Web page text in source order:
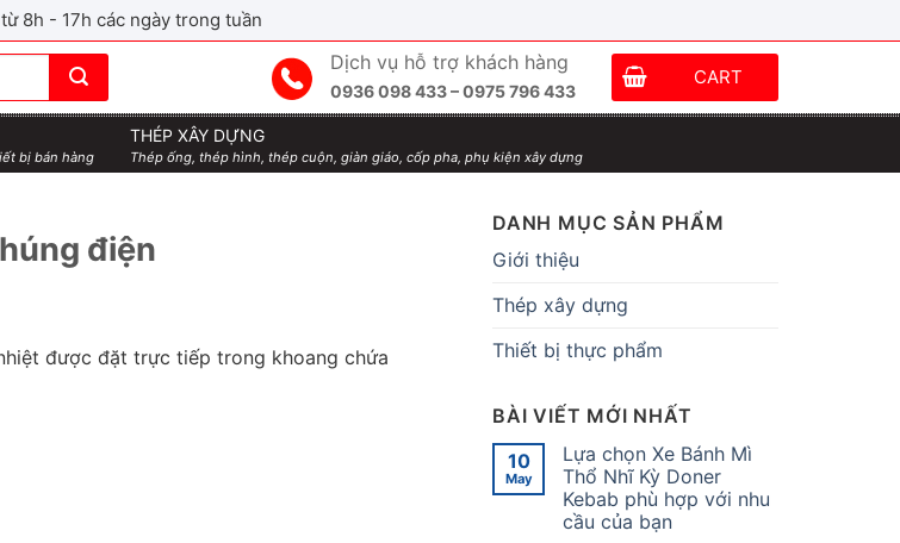
8h - 17h các ngày trong tuần
Dịch vụ hỗ trợ khách hàng
0936 098 433 – 0975 796 433
CART
bị bán hàng
THÉP XÂY DỰNG
Thép ống, thép hình, thép cuộn, giàn giáo, cốp pha, phụ kiện xây dựng
điện
được đặt trực tiếp trong khoang chứa
DANH MỤC SẢN PHẨM
Giới thiệu
Thép xây dựng
Thiết bị thực phẩm
BÀI VIẾT MỚI NHẤT
10
May
Lựa chọn Xe Bánh Mì
Thổ Nhĩ Kỳ Doner
Kebab phù hợp với nhu
cầu của bạn